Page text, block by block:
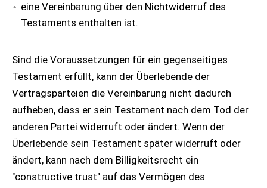
eine Vereinbarung über den Nichtwiderruf des
Testaments enthalten ist.
Sind die Voraussetzungen für ein gegenseitiges
Testament erfüllt, kann der Überlebende der
Vertragsparteien die Vereinbarung nicht dadurch
aufheben, dass er sein Testament nach dem Tod der
anderen Partei widerruft oder ändert. Wenn der
Überlebende sein Testament später widerruft oder
ändert, kann nach dem Billigkeitsrecht ein
"constructive trust" auf das Vermögen des